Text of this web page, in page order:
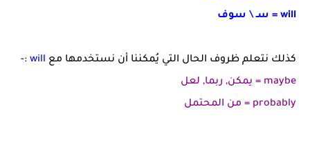
will = سـ \ سوف
كذلك نتعلم ظروف الحال التي يُمكننا أن نستخدمها مع will
:-
maybe = يمكن, ربما, لعل
probably = من المحتمل